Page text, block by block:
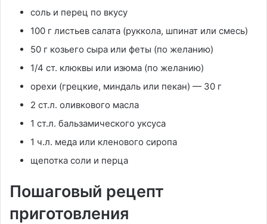
соль и перец по вкусу
100 г листьев салата (руккола, шпинат или смесь)
50 г козьего сыра или феты (по желанию)
1/4 ст. клюквы или изюма (по желанию)
орехи (грецкие, миндаль или пекан) — 30 г
2 ст.л. оливкового масла
1 ст.л. бальзамического уксуса
1 ч.л. меда или кленового сиропа
щепотка соли и перца
Пошаговый рецепт
приготовления